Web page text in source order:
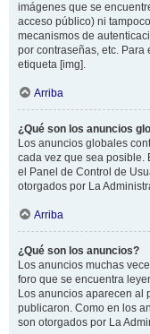
imágenes que se
acceso público) ni
mecanismos de
por contraseñas, etc.
etiqueta [img].
Arriba
¿Qué son los anuncios
Los anuncios globales
cada vez que sea posible.
el Panel de Control de
otorgados por La
Arriba
¿Qué son los anuncios?
Los anuncios muchas
foro que se encuentra
Los anuncios aparecen al
publicaron. Como en los
son otorgados por La